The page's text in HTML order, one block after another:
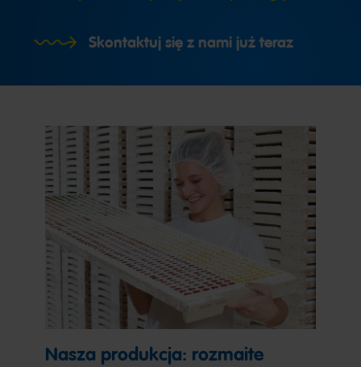
Skontaktuj się z nami już teraz
Nasza produkcja: rozmaite